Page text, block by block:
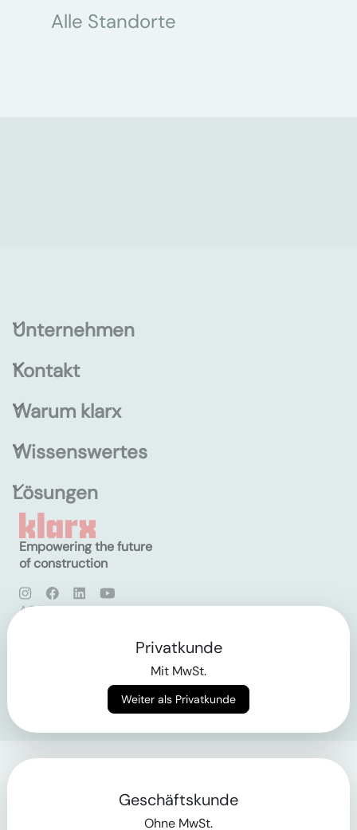
Alle Standorte
Unternehmen
Kontakt
Warum klarx
Wissenswertes
Lösungen
Empowering the future
of construction
AGB
Privatkunde
Mit MwSt.
Weiter als Privatkunde
Geschäftskunde
Ohne MwSt.